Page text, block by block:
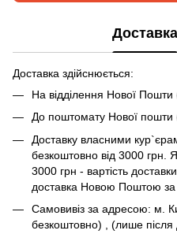
Доставка
Доставка здійснюється:
На відділення Нової
До поштомату Нової пошти
Доставку власними
безкоштовно від 3000
3000 грн - вартість
доставка Новою Поштою за
Самовивіз за адресою: м.
безкоштовно) , (лише після